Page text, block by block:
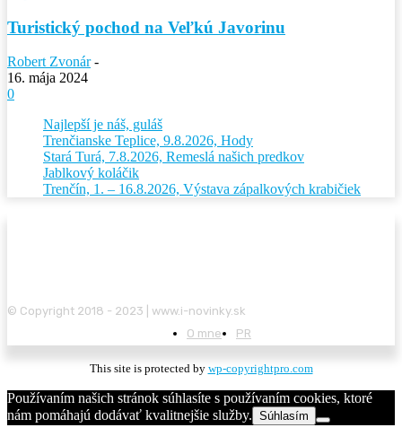
Turistický pochod na Veľkú Javorinu
Robert Zvonár -
16. mája 2024
0
Najlepší je náš, guláš
Trenčianske Teplice, 9.8.2026, Hody
Stará Turá, 7.8.2026, Remeslá našich predkov
Jablkový koláčik
Trenčín, 1. – 16.8.2026, Výstava zápalkových krabičiek
© Copyright 2018 - 2023 | www.i-novinky.sk
O mne
PR
This site is protected by wp-copyrightpro.com
Používaním našich stránok súhlasíte s používaním cookies, ktoré
nám pomáhajú dodávať kvalitnejšie služby. Súhlasím